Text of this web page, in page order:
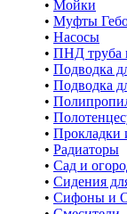
• Мойки
• Муфты
• Насосы
• ПНД труба
• Подводка
• Подводка
•
•
• Прокладки
• Радиаторы
• Сад и
• Сидения
• Сифоны и